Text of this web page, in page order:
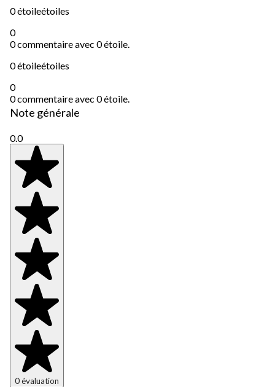
0 étoileétoiles
0
0 commentaire avec 0 étoile.
0 étoileétoiles
0
0 commentaire avec 0 étoile.
Note générale
0.0
0 évaluation